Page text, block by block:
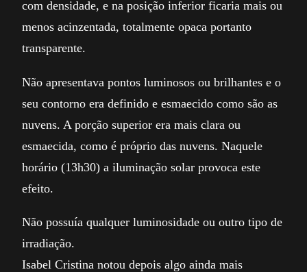
com densidade, e na posição inferior ficaria mais ou
menos acinzentada, totalmente opaca portanto
transparente.
Não apresentava pontos luminosos ou brilhantes e o
seu contorno era definido e esmaecido como são as
nuvens. A porção superior era mais clara ou
esmaecida, como é próprio das nuvens. Naquele
horário (13h30) a iluminação solar provoca este
efeito.
Não possuía qualquer luminosidade ou outro tipo de
irradiação.
Isabel Cristina notou depois algo ainda mais